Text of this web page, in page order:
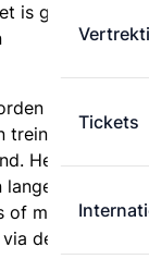
Tickets
is gebaseerd
treintickets
Het is
route,
of met minder
de kortste